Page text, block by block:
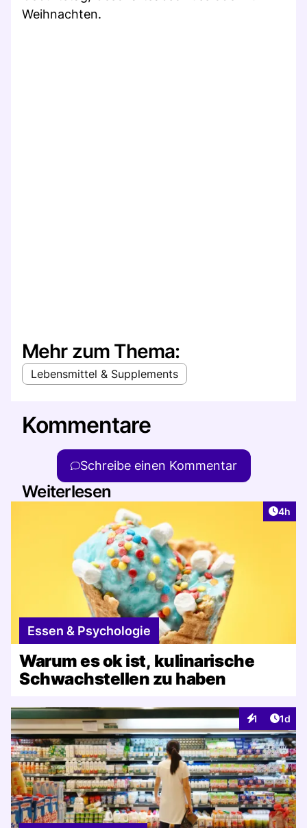
Weihnachten.
Mehr zum Thema:
Lebensmittel & Supplements
Kommentare
Schreibe einen Kommentar
Weiterlesen
4h
Essen & Psychologie
Warum es ok ist, kulinarische
Schwachstellen zu haben
1
Interaktionen
1d